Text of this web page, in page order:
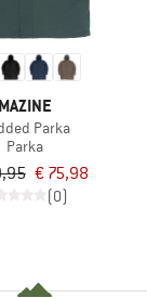
MAZINE
Parka
Parka
€ 75,98
(0)